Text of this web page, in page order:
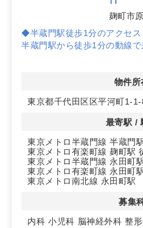
麹町市
◆半蔵門駅徒歩1分のアクセス
半蔵門駅から徒歩1分の動線で
ピーク時でも通いやすい利便
物件所
東京都千代田区区平河町1-1-
最寄駅 /
東京メトロ半蔵門線 半蔵門
東京メトロ有楽町線 麹町駅
東京メトロ半蔵門線 永田町
東京メトロ有楽町線 永田町
東京メトロ南北線 永田町駅
募集
内科 小児科 脳神経外科 整